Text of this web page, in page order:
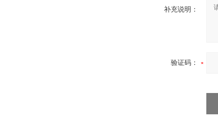
补充说明：
验证码：